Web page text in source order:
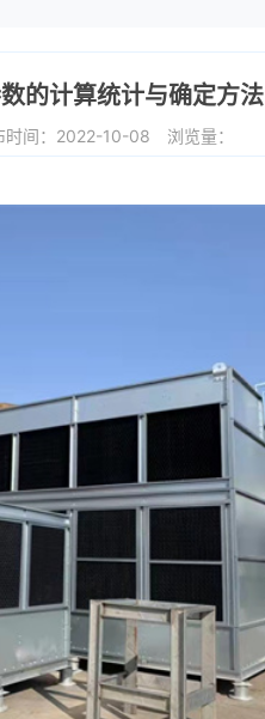
的计算统计与确定方法
时间：2022-10-08 浏览量：